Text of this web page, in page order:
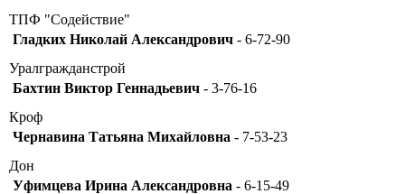
ТПФ "Содействие"
Гладких Николай Александрович - 6-72-90
Уралгражданстрой
Бахтин Виктор Геннадьевич - 3-76-16
Кроф
Чернавина Татьяна Михайловна - 7-53-23
Дон
Уфимцева Ирина Александровна - 6-15-49